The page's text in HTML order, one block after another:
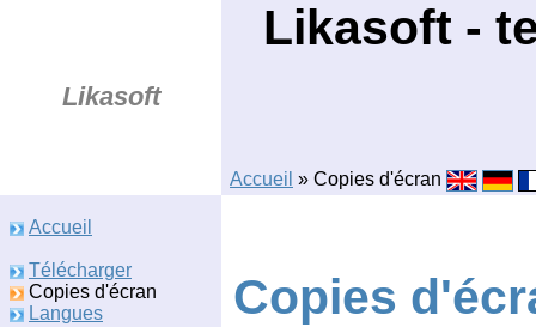
Likasoft
Likasoft -
Accueil » Copies d'écran
Accueil
Télécharger
Copies d'écran
Langues
Copies